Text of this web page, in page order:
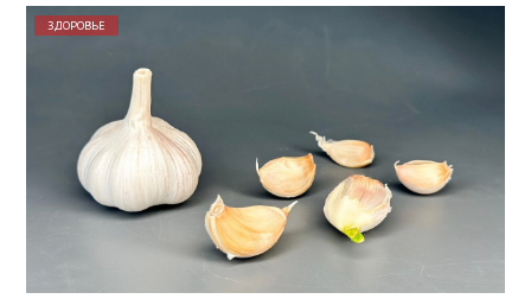
ЗДОРОВЬЕ